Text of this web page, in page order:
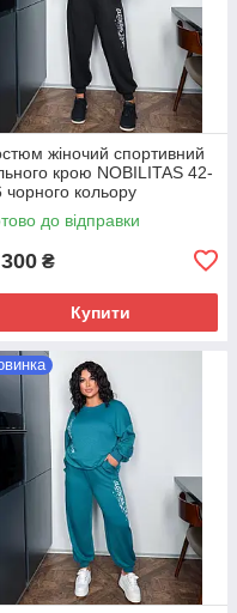
жіночий спортивний
крою NOBILITAS 42-
чорного кольору
до відправки
₴
Купити